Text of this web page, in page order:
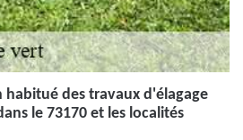
habitué des travaux d'élagage
le 73170 et les localités